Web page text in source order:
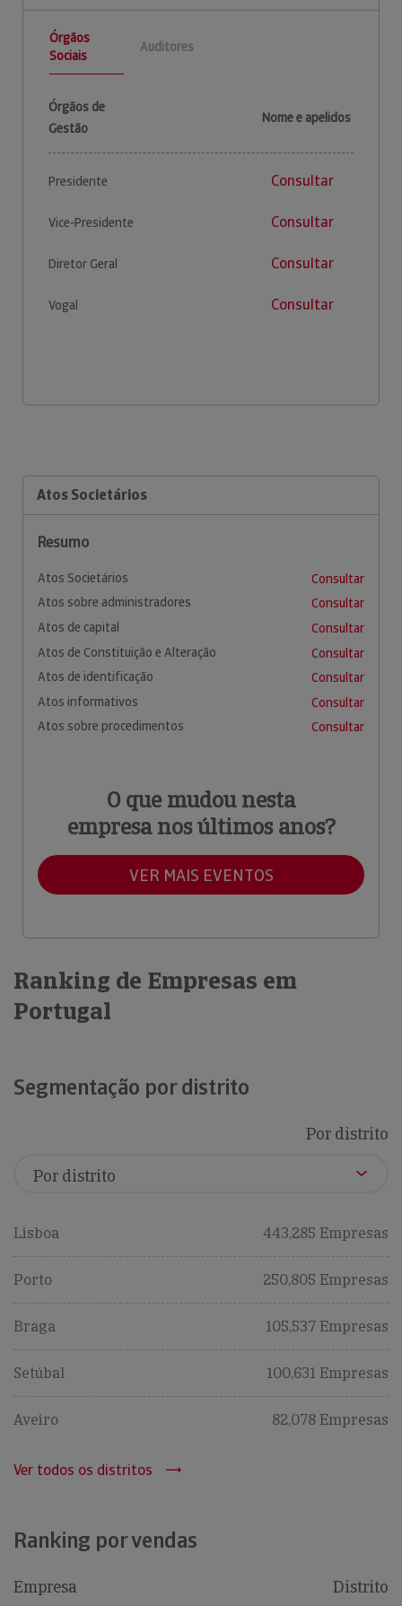
Órgãos
Sociais
Auditores
Órgãos de
Gestão
Nome e apelidos
Presidente Consultar
Vice-Presidente Consultar
Diretor Geral Consultar
Vogal Consultar
Atos Societários
Resumo
Atos Societários
Consultar
Atos sobre administradores
Consultar
Atos de capital
Consultar
Atos de Constituição e Alteração
Consultar
Atos de identificação
Consultar
Atos informativos
Consultar
Atos sobre procedimentos
Consultar
O que mudou nesta
empresa nos últimos anos?
VER MAIS EVENTOS
Ranking de Empresas em
Portugal
Segmentação por distrito
Por distrito
Lisboa 443,285 Empresas
Porto 250,805 Empresas
Braga 105,537 Empresas
Setúbal 100,631 Empresas
Aveiro 82,078 Empresas
Ver todos os distritos
Ranking por vendas
Empresa Distrito